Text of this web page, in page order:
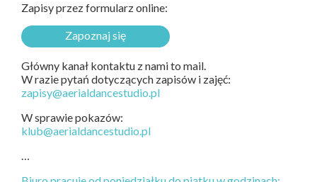
Zapisy przez formularz online:
Zapoznaj się
Główny kanał kontaktu z nami to mail.
W razie pytań dotyczących zapisów i zajęć:
zapisy@aerialdancestudio.pl
W sprawie pokazów:
klub@aerialdancestudio.pl
…